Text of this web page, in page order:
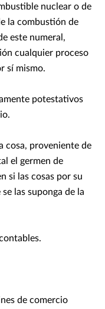
nuclear o de
la combustión de
este numeral,
cualquier proceso
sí mismo.
potestativos
cosa, proveniente de
el germen de
si las cosas por su
las suponga de la
de comercio